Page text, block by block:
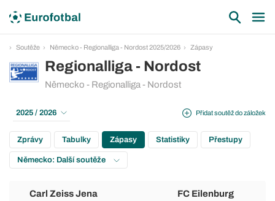
Soutěže Německo - Regionalliga - Nordost 2025/2026 Zápasy
Regionalliga - Nordost
Německo - Regionalliga - Nordost
Přidat soutěž do záložek
2025 / 2026
Zprávy Tabulky Zápasy Statistiky Přestupy
Německo: Další soutěže
Carl Zeiss Jena FC Eilenburg